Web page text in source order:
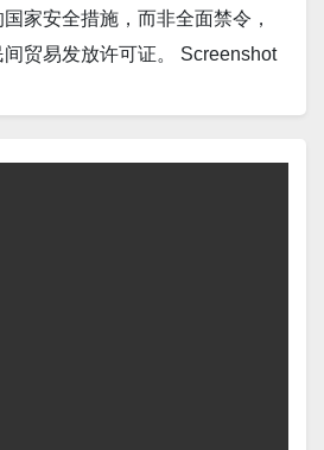
家安全措施，而非全面禁令，
贸易发放许可证。 Screenshot
部长卡茨周日表示，尽管已与